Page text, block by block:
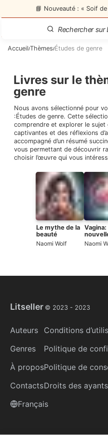
📘 Nouveauté : « Soif
Accueil/Thèmes/Études de genre
Livres sur le
genre
Nous avons sélectionné pour
:Études de genre. Cette
comprendre et explorer le
captivantes et des réflexions
accompagné d’un résumé
vous permettant de découvrir
choisir l’œuvre qui vous
Le mythe de la
beauté
Naomi Wolf
Vagina:
Naomi
Litseller © 2023 - 2023
Auteurs
Genres
À propos
Contacts
Conditions
Politique de
Politique de
Droits des
Français